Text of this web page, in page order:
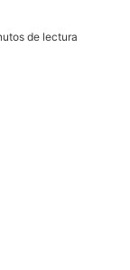
de lectura